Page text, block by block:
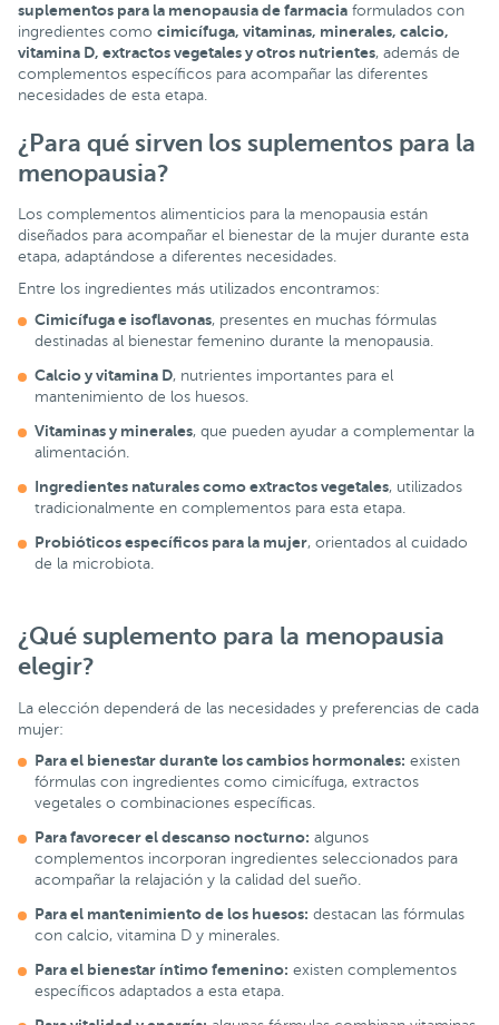
suplementos para la menopausia de farmacia formulados con
ingredientes como cimicífuga, vitaminas, minerales, calcio,
vitamina D, extractos vegetales y otros nutrientes, además de
complementos específicos para acompañar las diferentes
necesidades de esta etapa.
¿Para qué sirven los suplementos para la
menopausia?
Los complementos alimenticios para la menopausia están
diseñados para acompañar el bienestar de la mujer durante esta
etapa, adaptándose a diferentes necesidades.
Entre los ingredientes más utilizados encontramos:
Cimicífuga e isoflavonas, presentes en muchas fórmulas
destinadas al bienestar femenino durante la menopausia.
Calcio y vitamina D, nutrientes importantes para el
mantenimiento de los huesos.
Vitaminas y minerales, que pueden ayudar a complementar la
alimentación.
Ingredientes naturales como extractos vegetales, utilizados
tradicionalmente en complementos para esta etapa.
Probióticos específicos para la mujer, orientados al cuidado
de la microbiota.
¿Qué suplemento para la menopausia
elegir?
La elección dependerá de las necesidades y preferencias de cada
mujer:
Para el bienestar durante los cambios hormonales: existen
fórmulas con ingredientes como cimicífuga, extractos
vegetales o combinaciones específicas.
Para favorecer el descanso nocturno: algunos
complementos incorporan ingredientes seleccionados para
acompañar la relajación y la calidad del sueño.
Para el mantenimiento de los huesos: destacan las fórmulas
con calcio, vitamina D y minerales.
Para el bienestar íntimo femenino: existen complementos
específicos adaptados a esta etapa.